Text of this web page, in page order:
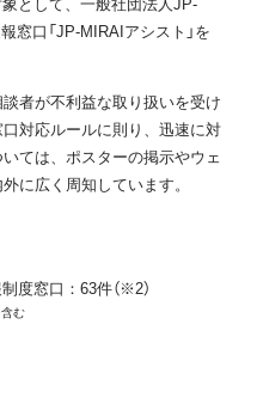
窓口「JP-MIRAIアシスト」を
者が不利益な取り扱いを受け
対応ルールに則り、迅速に対
ては、ポスターの掲示やウェ
に広く周知しています。
度窓口：63件（※2）
む